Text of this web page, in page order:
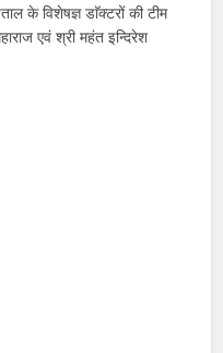
के विशेषज्ञ डाॅक्टरों की टीम
एवं श्री महंत इन्दिरेश